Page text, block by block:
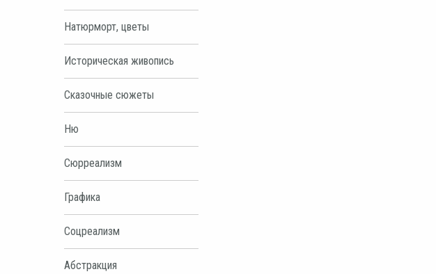
Натюрморт, цветы
Историческая живопись
Сказочные сюжеты
Ню
Сюрреализм
Графика
Соцреализм
Абстракция